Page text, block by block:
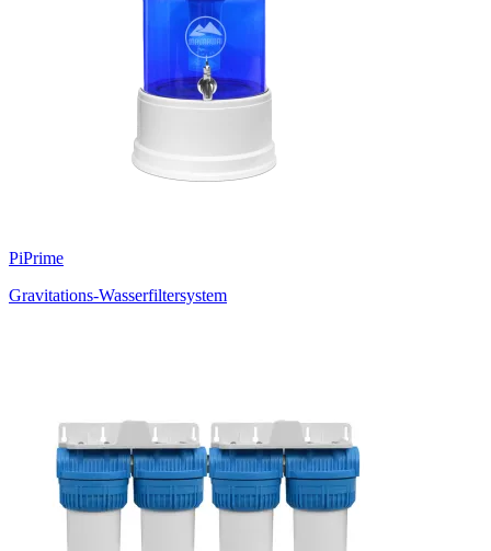
PiPrime
Gravitations-Wasserfiltersystem